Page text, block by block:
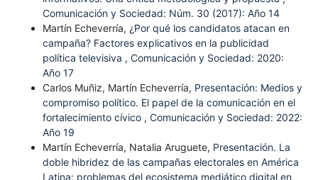
Comunicación y Sociedad: Núm. 30 (2017): Año 14
Martín Echeverría, ¿Por qué los candidatos atacan en
campaña? Factores explicativos en la publicidad
política televisiva , Comunicación y Sociedad: 2020:
Año 17
Carlos Muñiz, Martín Echeverría, Presentación: Medios y
compromiso político. El papel de la comunicación en el
fortalecimiento cívico , Comunicación y Sociedad: 2022:
Año 19
Martín Echeverría, Natalia Aruguete, Presentación. La
doble hibridez de las campañas electorales en América
Latina: problemas del ecosistema mediático digital en